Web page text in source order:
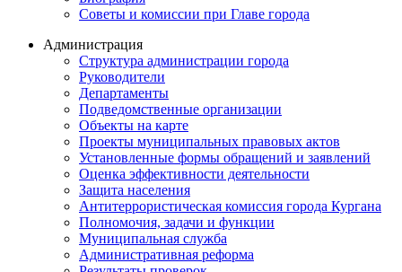
Советы и комиссии при Главе города
Администрация
Структура администрации города
Руководители
Департаменты
Подведомственные организации
Объекты на карте
Проекты муниципальных правовых актов
Установленные формы обращений и заявлений
Оценка эффективности деятельности
Защита населения
Антитеррористическая комиссия города Кургана
Полномочия, задачи и функции
Муниципальная служба
Административная реформа